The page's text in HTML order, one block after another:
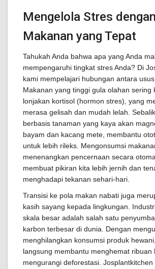
Mengelola Stres dengan
Makanan yang Tepat
Tahukah Anda bahwa apa yang Anda
mempengaruhi tingkat stres Anda? Di
kami mempelajari hubungan antara
Makanan yang tinggi gula olahan sering
lonjakan kortisol (hormon stres), yang
merasa gelisah dan mudah lelah.
berbasis tanaman yang kaya akan
bayam dan kacang mete, membantu
untuk lebih rileks. Mengonsumsi
menenangkan pencernaan secara
membuat pikiran kita lebih jernih dan
menghadapi tekanan sehari-hari.
Transisi ke pola makan nabati juga
kasih sayang kepada lingkungan.
skala besar adalah salah satu
karbon terbesar di dunia. Dengan
menghilangkan konsumsi produk
langsung membantu menghemat ribuan
mengurangi deforestasi.